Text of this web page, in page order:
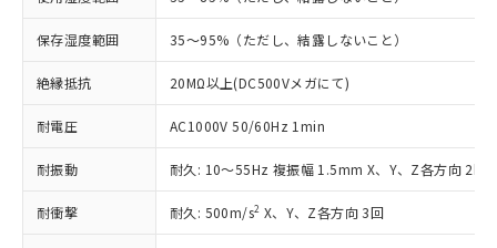
保存湿度範囲 35～95%（ただし、結露しないこと）
絶縁抵抗 20MΩ以上(DC500Vメガにて)
耐電圧 AC1000V 50/60Hz 1min
耐振動 耐久: 10～55Hz 複振幅 1.5mm X、Y、Z各方向 2h
耐衝撃 耐久: 500m/s2 X、Y、Z各方向 3回
ご利用条件
以下の条件をお読みいただき、同意のうえ
ご利用ください。
本サービスは、当社制御機器事業取扱
商品の当社在庫状況および標準価格
(税抜)を提供させていただくもので
当社制御機器事業取扱商品の中には、
有に対応した製品に切り替える予定のある
商品です。
対応予定なし：EU RoHS指令（10物質）の
非含有に非対応の商品で、対応品を出す予
調査・確認中：EU RoHS指令（10物質）の
非含有の対応状況を調査中または確認中の
非該当品：ライセンス料など無形物で、有
害物質有無と関係のない商品です。
※1 中国RoHS○×表
「○」：最大均質材料含有率が中国RoHSの
基準値以下であることを示します。